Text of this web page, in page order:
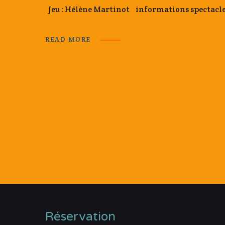
Jeu : Hélène Martinot informations
READ MORE
Réservation